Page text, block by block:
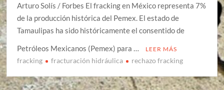
Arturo Solís / Forbes El fracking en México representa 7%
de la producción histórica del Pemex. El estado de
Tamaulipas ha sido históricamente el consentido de
Petróleos Mexicanos (Pemex) para …
LEER MÁS
fracking fracturación hidráulica rechazo fracking